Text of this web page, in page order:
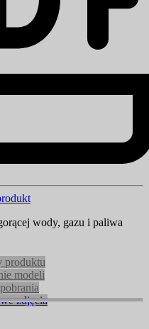
wody, gazu i paliwa
produktu
modeli
zdjęcia